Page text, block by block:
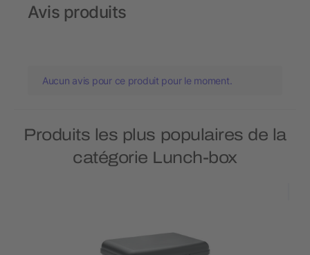
Avis produits
Aucun avis pour ce produit pour le moment.
Produits les plus populaires de la
catégorie Lunch-box